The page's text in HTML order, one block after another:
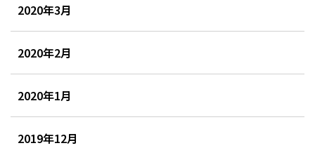
2020年3月
2020年2月
2020年1月
2019年12月